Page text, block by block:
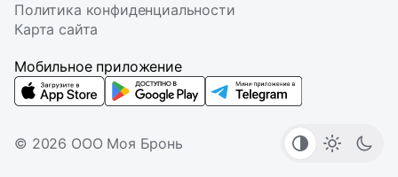
Политика конфиденциальности
Карта сайта
© 2026 ООО Моя Бронь
Мобильное приложение